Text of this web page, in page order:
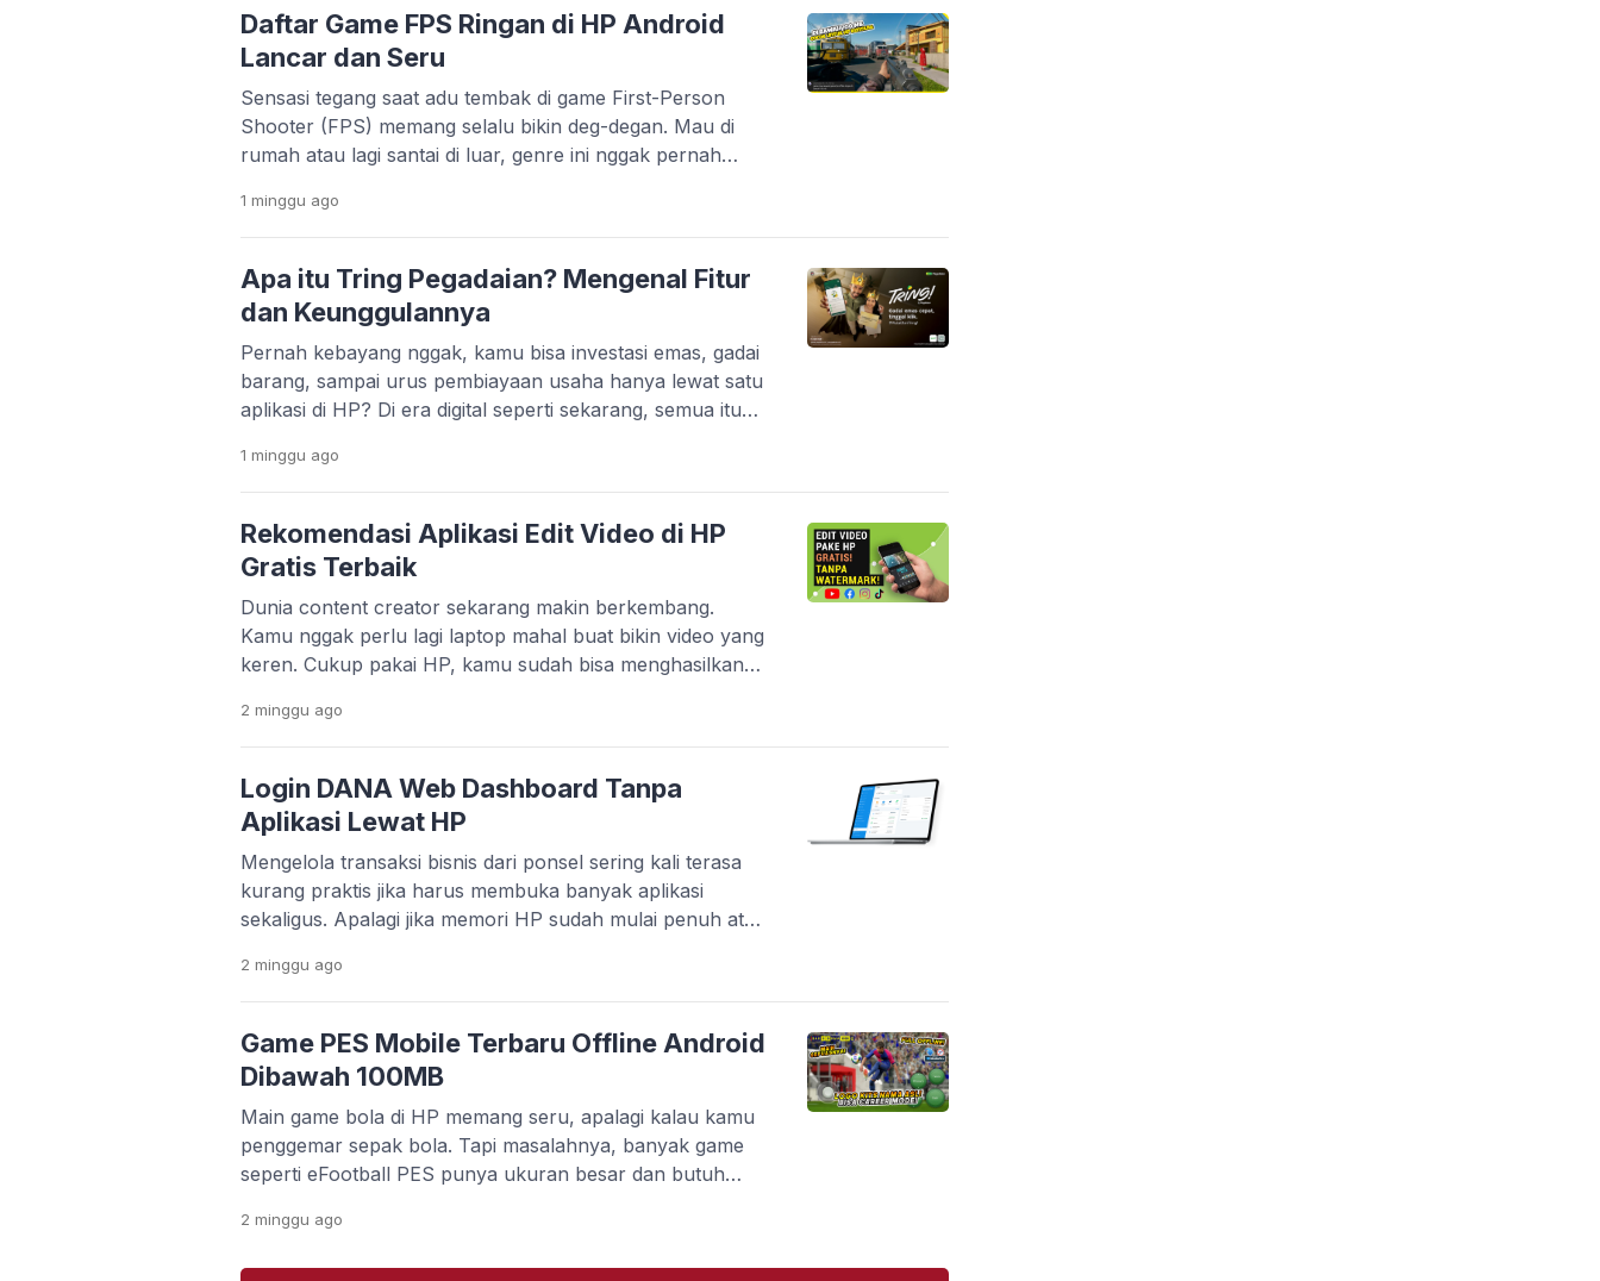
Justru, dalam banyak kasus, masalahnya berasal dari
pengaturan di […]
Daftar Game FPS Ringan di HP Android
Lancar dan Seru
Sensasi tegang saat adu tembak di game First-Person
Shooter (FPS) memang selalu bikin deg-degan. Mau di
rumah atau lagi santai di luar, genre ini nggak pernah
orang punya HP flagship dengan storage besar. Banyak
pengguna Android masih pakai HP entry-level yang sering
ngelag kalau dipakai main game berat. Belum […]
1 minggu ago
Apa itu Tring Pegadaian? Mengenal Fitur
dan Keunggulannya
Pernah kebayang nggak, kamu bisa investasi emas, gadai
barang, sampai urus pembiayaan usaha hanya lewat satu
aplikasi di HP? Di era digital seperti sekarang, semua itu
Pegadaian menghadirkan aplikasi yang makin lengkap dan
praktis. Layanan Pegadaian Digital kini berevolusi jadi
platform yang lebih modern dan terintegrasi. […]
1 minggu ago
Rekomendasi Aplikasi Edit Video di HP
Gratis Terbaik
Dunia content creator sekarang makin berkembang.
Kamu nggak perlu lagi laptop mahal buat bikin video yang
keren. Cukup pakai HP, kamu sudah bisa menghasilkan
TikTok, Instagram Reels, dan YouTube Shorts bikin
kebutuhan editing video makin tinggi. Tapi masalahnya,
banyak orang bingung memilih aplikasi yang benar-benar
gratis, mudah dipakai, […]
2 minggu ago
Login DANA Web Dashboard Tanpa
Aplikasi Lewat HP
Mengelola transaksi bisnis dari ponsel sering kali terasa
kurang praktis jika harus membuka banyak aplikasi
sekaligus. Apalagi jika memori HP sudah mulai penuh atau
aplikasi. Kabar baiknya, DANA menyediakan layanan
Dashboard Web yang bisa diakses langsung melalui
browser. Platform ini memudahkan pelaku usaha dalam
memantau transaksi, mengelola pembayaran, […]
2 minggu ago
Game PES Mobile Terbaru Offline Android
Dibawah 100MB
Main game bola di HP memang seru, apalagi kalau kamu
penggemar sepak bola. Tapi masalahnya, banyak game
seperti eFootball PES punya ukuran besar dan butuh
memori terbatas, hal ini jelas jadi kendala. Belum lagi kalau
2 minggu ago